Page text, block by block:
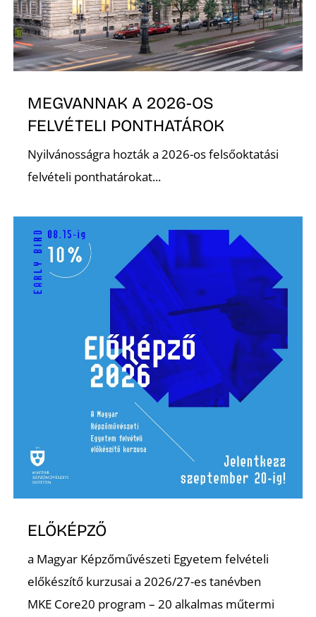
MEGVANNAK A 2026-OS
FELVÉTELI PONTHATÁROK
Nyilvánosságra hozták a 2026-os felsőoktatási
felvételi ponthatárokat...
ELŐKÉPZŐ
a Magyar Képzőművészeti Egyetem felvételi
előkészítő kurzusai a 2026/27-es tanévben
MKE Core20 program – 20 alkalmas műtermi